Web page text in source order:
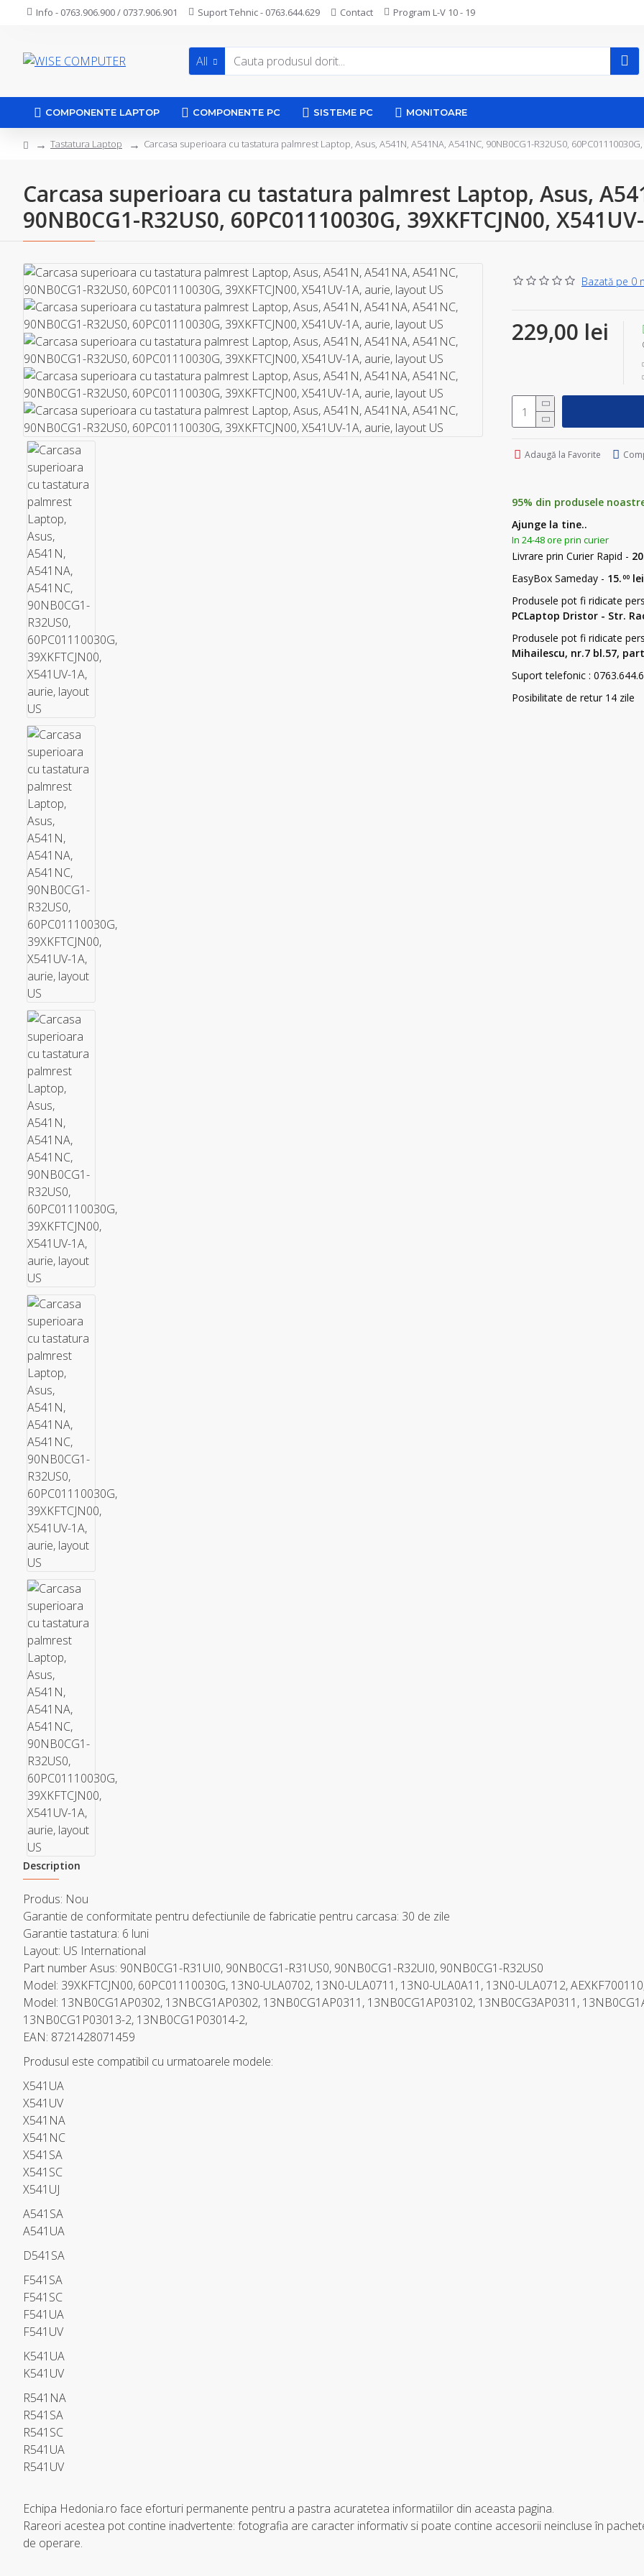
Info - 0763.906.900 / 0737.906.901 Suport Tehnic - 0763.644.629 Contact Program L-V 10 - 19
All
COMPONENTE LAPTOP COMPONENTE PC SISTEME PC MONITOARE
Tastatura Laptop Carcasa superioara cu tastatura palmrest Laptop, Asus, A541N, A541NA, A541NC, 90NB0CG1-R32US0, 60PC01110030G,
Carcasa superioara cu tastatura palmrest Laptop, Asus,
90NB0CG1-R32US0, 60PC01110030G, 39XKFTCJN00,
Bazată pe 0
229,00 lei
Adaugă la Favorite
95% din produsele
Ajunge la tine..
In 24-48 ore prin curier
Livrare prin Curier Rapid -
EasyBox Sameday - 15.00lei
Produsele pot fi ridicate
PCLaptop Dristor - Str.
Produsele pot fi ridicate
Mihailescu, nr.7 bl.57,
Suport telefonic :
Posibilitate de retur 14 zile
Description
Produs: Nou
Garantie de conformitate pentru defectiunile de fabricatie pentru carcasa: 30 de zile
Garantie tastatura: 6 luni
Layout: US International
Part number Asus: 90NB0CG1-R31UI0, 90NB0CG1-R31US0, 90NB0CG1-R32UI0, 90NB0CG1-R32US0
Model: 39XKFTCJN00, 60PC01110030G, 13N0-ULA0702, 13N0-ULA0711, 13N0-ULA0A11, 13N0-ULA0712,
Model: 13NB0CG1AP0302, 13NBCG1AP0302, 13NB0CG1AP0311, 13NB0CG1AP03102, 13NB0CG3AP0311,
13NB0CG1P03013-2, 13NB0CG1P03014-2,
EAN: 8721428071459
Produsul este compatibil cu urmatoarele modele:
X541UA
X541UV
X541NA
X541NC
X541SA
X541SC
X541UJ
A541SA
A541UA
D541SA
F541SA
F541SC
F541UA
F541UV
K541UA
K541UV
R541NA
R541SA
R541SC
R541UA
R541UV
Echipa Hedonia.ro face eforturi permanente pentru a pastra acuratetea informatiilor din aceasta pagina.
Rareori acestea pot contine inadvertente: fotografia are caracter informativ si poate contine accesorii neincluse în
de operare.